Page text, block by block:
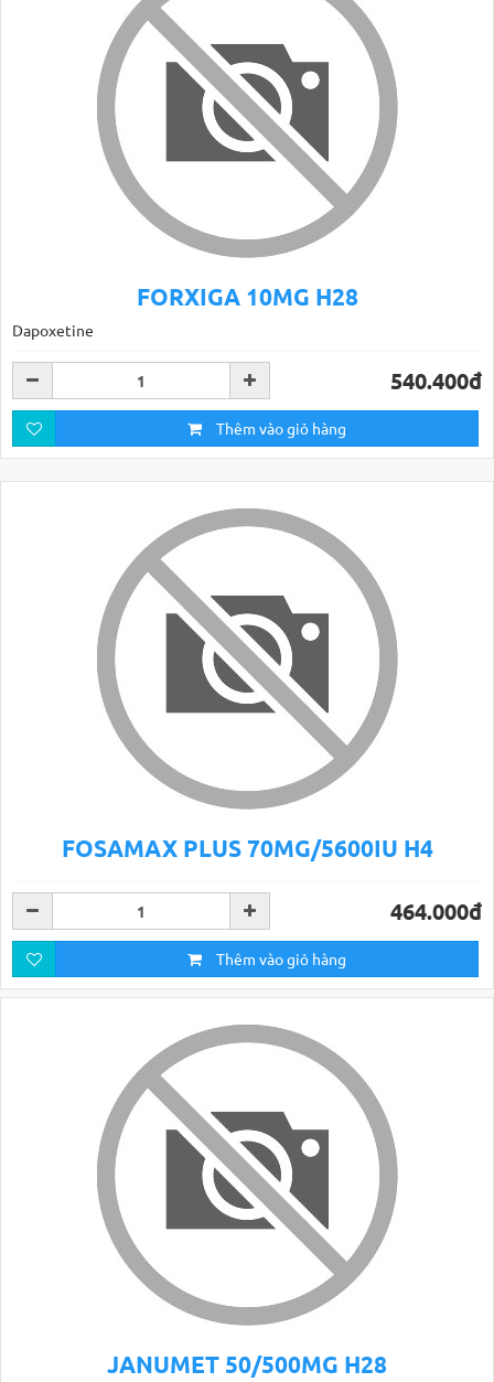
FORXIGA 10MG H28
Dapoxetine
540.400đ
Thêm vào giỏ hàng
FOSAMAX PLUS 70MG/5600IU H4
464.000đ
Thêm vào giỏ hàng
JANUMET 50/500MG H28